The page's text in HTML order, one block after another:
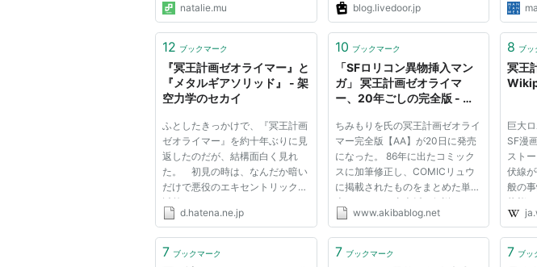
natalie.mu blog.livedoor.jp
12 ブックマーク
『冥王計画ゼオライマー』と
『メタルギアソリッド』 - 架
空力学のセカイ
ふとしたきっかけで、『冥王計画
ゼオライマー』を約十年ぶりに見
返したのだが、結構面白く見れ
た。 初見の時は、なんだか暗い
だけで悪役のエキセントリックさ
以外にウリのないアニメだなぁと
思った程度だったが（僕は基本的
たくかけている人間である。許さ
d.hatena.ne.jp
10 ブックマーク
「SFロリコン異物挿入マン
ガ」 冥王計画ゼオライマ
ー、20年ごしの完全版 - ア
ちみもりを氏の冥王計画ゼオライ
マー完全版【AA】が20日に発売
になった。 86年に出たコミック
スに加筆修正し、COMICリュウ
に掲載されたものをまとめた単行
本みたいで、裏表紙は伝説のメカ
アクションが大量の加筆修正を加
ビでは『コミック史上最強のロ
www.akibablog.net
8 ブッ
冥王
巨大
SF漫
スト
伏線
般の
状態
の単
か、
7 ブックマーク 7 ブックマーク 7 ブッ